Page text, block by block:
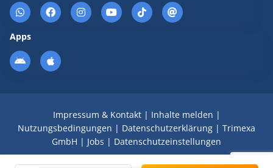
Apps
Impressum & Kontakt| Inhalte melden |
Nutzungsbedingungen | Datenschutzerklärung | Trimexa
GmbH | Jobs | Datenschutzeinstellungen
© 2008 - 2026 Schnäppchen Blog mit Doktortitel -